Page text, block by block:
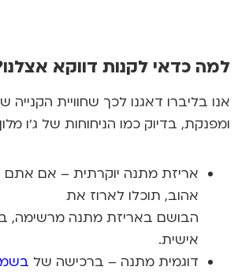
למה כדאי לקנות דווקא אצלנו?
אנו בליברו דאגנו לכך שחוויית הקנייה
ומפנקת, בדיוק כמו הניחוחות שלג'ו מלון:
אריזת מתנה יוקרתית– אם אתם
אהוב, תוכלו לארוז את
הבושם באריזת מתנה מרשימה,
אישית.
דוגמית מתנה– ברכישה שלבשמי